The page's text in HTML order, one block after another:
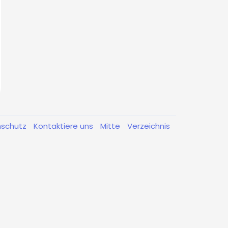
Kontaktiere uns Mitte Verzeichnis